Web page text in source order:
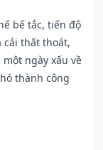
bế tắc, tiến độ
cải thất thoát,
ngày xấu về
thành công